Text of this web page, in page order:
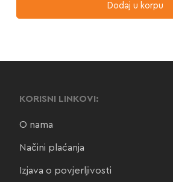
Dodaj u korpu
KORISNI LINKOVI:
O nama
Načini plaćanja
Izjava o povjerljivosti